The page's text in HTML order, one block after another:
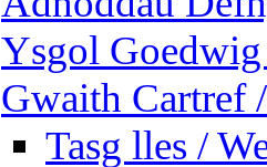
Ysgol
Gwaith Cartref
Tasg lles /